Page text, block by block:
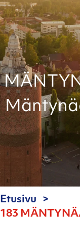
Etusivu
183